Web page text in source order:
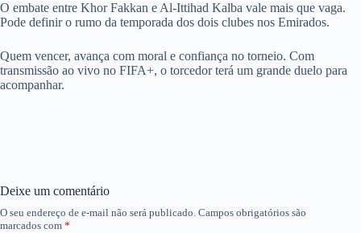
O embate entre Khor Fakkan e Al-Ittihad Kalba vale mais que vaga.
Pode definir o rumo da temporada dos dois clubes nos Emirados.
Quem vencer, avança com moral e confiança no torneio. Com
transmissão ao vivo no FIFA+, o torcedor terá um grande duelo para
acompanhar.
Deixe um comentário
O seu endereço de e-mail não será publicado. Campos obrigatórios são
marcados com *